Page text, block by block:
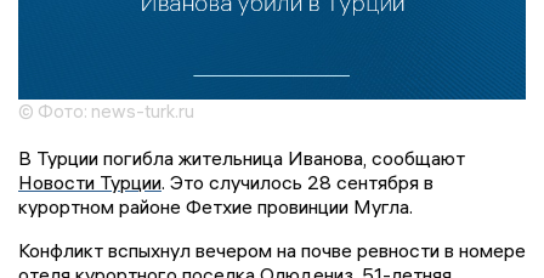
© Фото: news-turk.ru
В Турции погибла жительница Иванова, сообщают
Новости Турции. Это случилось 28 сентября в
курортном районе Фетхие провинции Мугла.
Конфликт вспыхнул вечером на почве ревности в номере